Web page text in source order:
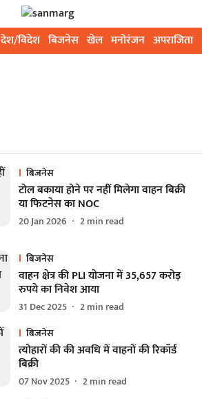
देश/विदेश बिजनेस खेल मनोरंजन अपराजिता
बिजनेस
टोल बकाया होने पर नहीं मिलेगा वाहन बिक्री
या फिटनेस का NOC
20 Jan 2026 2min read
बिजनेस
वाहन क्षेत्र की PLI योजना में 35,657 करोड़
रुपये का निवेश आया
31 Dec 2025 2min read
बिजनेस
त्योहारों की की अवधि में वाहनों की रिकॉर्ड
बिक्री
07 Nov 2025 2min read